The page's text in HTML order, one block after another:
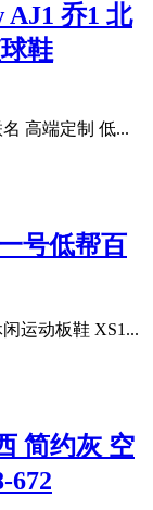
AJ1 乔1 北
鞋
名 高端定制 低...
号低帮百
运动板鞋 XS1...
简约灰 空
672